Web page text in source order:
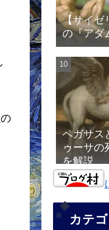
の
【サイゼ
の『アダ
ペガサス
ゥーサの
を解説
カテ